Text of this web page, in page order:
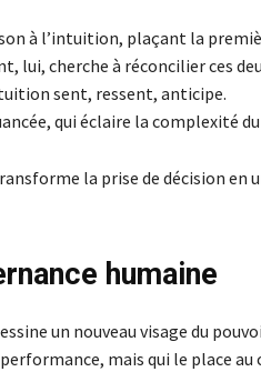
à l’intuition, plaçant la
lui, cherche à réconcilier ces
sent, ressent, anticipe.
qui éclaire la complexité
la prise de décision en
humaine
un nouveau visage du
mais qui le place au